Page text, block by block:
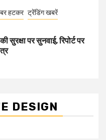
हटकर ट्रेंडिंग खबरें
सुरक्षा पर सुनवाई, रिपोर्ट पर
DESIGN